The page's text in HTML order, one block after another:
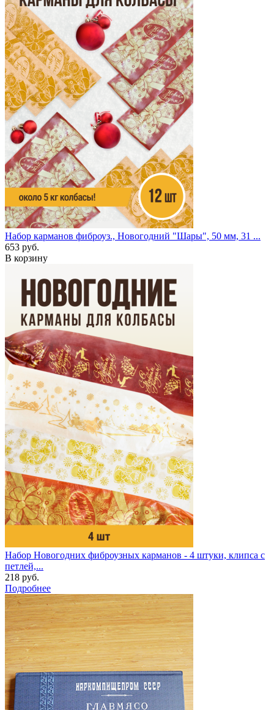
Набор карманов фиброуз., Новогодний "Шары", 50 мм, 31 ...
653 руб.
В корзину
Набор Новогодних фиброузных карманов - 4 штуки, клипса с
петлей,...
218 руб.
Подробнее